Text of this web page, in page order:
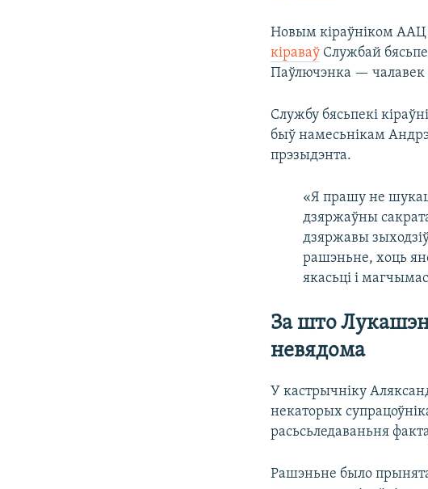
Новым кіраўніком
кіраваў Службай
Паўлючэнка — чалавек
Службу бясьпекі
быў намесьнікам
прэзыдэнта.
«Я прашу не
дзяржаўны
дзяржавы зыходзіў
рашэньне, хоць
якасьці і
За што
невядома
У кастрычніку
некаторых
расьсьледаваньня
Рашэньне было